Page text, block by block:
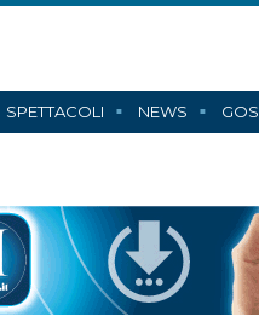
SPETTACOLI NEWS